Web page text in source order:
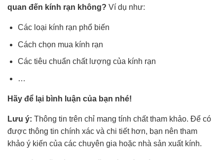
quan đến kính rạn không? Ví dụ như:
Các loại kính rạn phổ biến
Cách chọn mua kính rạn
Các tiêu chuẩn chất lượng của kính rạn
…
Hãy để lại bình luận của bạn nhé!
Lưu ý: Thông tin trên chỉ mang tính chất tham khảo. Để có
được thông tin chính xác và chi tiết hơn, bạn nên tham
khảo ý kiến của các chuyên gia hoặc nhà sản xuất kính.